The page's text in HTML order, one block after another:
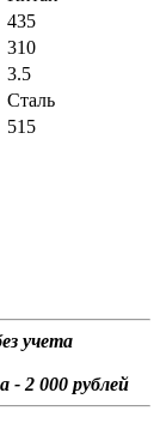
435
310
3.5
Сталь
515
учета
- 2 000 рублей